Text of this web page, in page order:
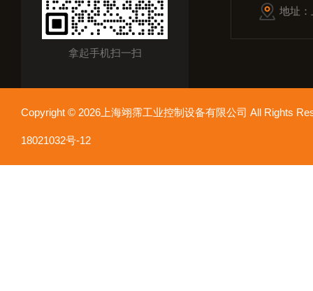
拿起手机扫一扫
地址
Copyright © 2026上海翊霈工业控制设备有限公司 All Rights
18021032号-12